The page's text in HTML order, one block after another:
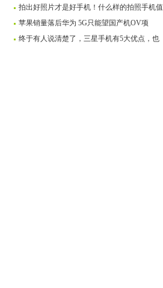
拍出好照片才是好手机！什么样的拍照手机值
苹果销量落后华为 5G只能望国产机OV项
终于有人说清楚了，三星手机有5大优点，也